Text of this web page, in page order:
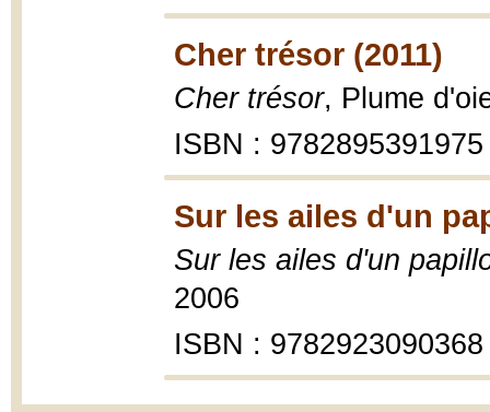
Cher trésor (2011)
Cher trésor, Plume
ISBN : 9782895391975
Sur les ailes d'un
Sur les ailes d'un
2006
ISBN : 9782923090368